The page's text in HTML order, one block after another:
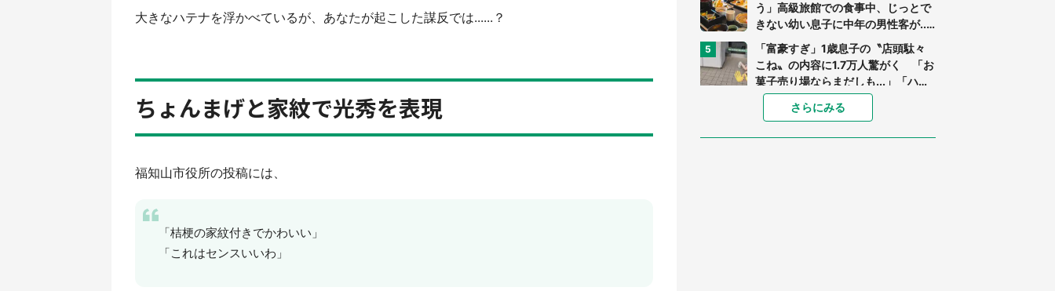
大きなハテナを浮かべているが、あなたが起こした謀反では......？
ちょんまげと家紋で光秀を表現
福知山市役所の投稿には、
「桔梗の家紋付きでかわいい」
「これはセンスいいわ」
う」高級旅館での食事中、じっとで
きない幼い息子に中年の男性客が...
（東京都・40代男性）
「富豪すぎ」1歳息子の〝店頭駄々
こね〟の内容に1.7万人驚がく 「お
菓子売り場ならまだしも...」「ハー
ドル高い」
「閉所恐怖症の私は新幹線で大パニ
ック。隣席の青年に『手を繋いで』
とお願いしたら...」 体験談に8万
さらにみる